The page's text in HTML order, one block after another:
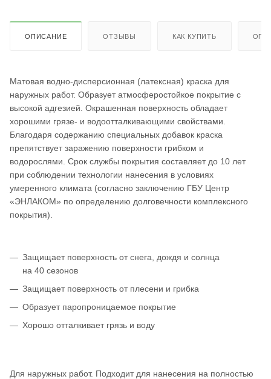
ОПИСАНИЕ ОТЗЫВЫ КАК КУПИТЬ
Матовая водно-дисперсионная (латексная) краска для
наружных работ. Образует атмосферостойкое покрытие с
высокой адгезией. Окрашенная поверхность обладает
хорошими грязе- и водоотталкивающими свойствами.
Благодаря содержанию специальных добавок краска
препятствует заражению поверхности грибком и
водорослями. Срок службы покрытия составляет до 10 лет
при соблюдении технологии нанесения в условиях
умеренного климата (согласно заключению ГБУ Центр
«ЭНЛАКОМ» по определению долговечности комплексного
покрытия).
Защищает поверхность от снега, дождя и солнца
на 40 сезонов
Защищает поверхность от плесени и грибка
Образует паропроницаемое покрытие
Хорошо отталкивает грязь и воду
Для наружных работ. Подходит для нанесения на полностью